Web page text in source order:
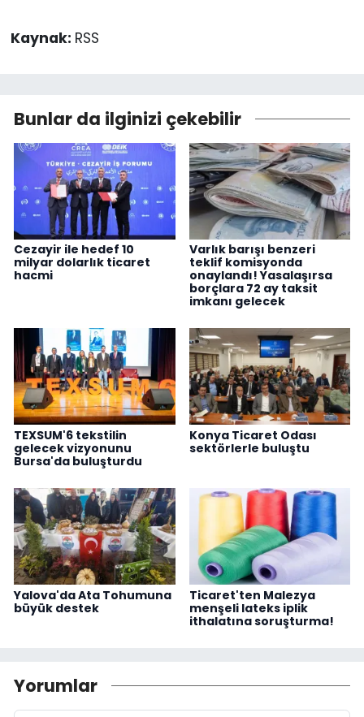
Kaynak: RSS
Bunlar da ilginizi çekebilir
Cezayir ile hedef 10
milyar dolarlık ticaret
hacmi
Varlık barışı benzeri
teklif komisyonda
onaylandı! Yasalaşırsa
borçlara 72 ay taksit
imkanı gelecek
TEXSUM'6 tekstilin
gelecek vizyonunu
Bursa'da buluşturdu
Konya Ticaret Odası
sektörlerle buluştu
Yalova'da Ata Tohumuna
büyük destek
Ticaret'ten Malezya
menşeli lateks iplik
ithalatına soruşturma!
Yorumlar